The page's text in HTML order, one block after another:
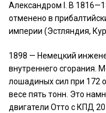
Александром I. В
отменено в
империи (Эстляндия,
1898 — Немецкий
внутреннего сгорания.
лошадиных сил при 172
весе пять тонн. Это
двигатели Отто с КПД